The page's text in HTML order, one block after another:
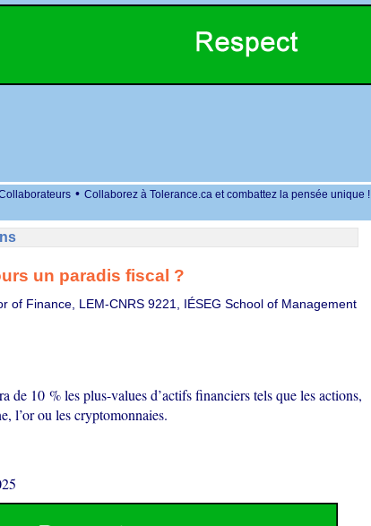
• Collaborez à Tolerance.ca et combattez la pensée unique !
un paradis fiscal ?
of Finance, LEM-CNRS 9221, IÉSEG School of Management
de 10 % les plus-values d’actifs financiers tels que les actions,
l’or ou les cryptomonnaies.